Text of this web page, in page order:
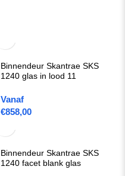
Binnendeur Skantrae SKS
1240 glas in lood 11
Vanaf
€858,00
Binnendeur Skantrae SKS
1240 facet blank glas